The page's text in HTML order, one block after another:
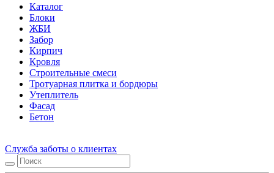
Каталог
Блоки
ЖБИ
Забор
Кирпич
Кровля
Строительные смеси
Тротуарная плитка и бордюры
Утеплитель
Фасад
Бетон
Служба заботы о клиентах